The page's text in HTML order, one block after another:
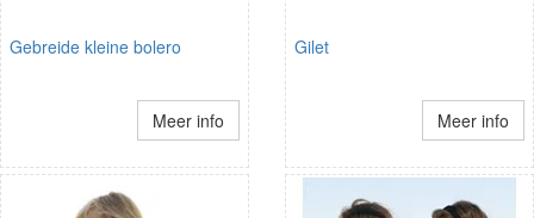
Gebreide kleine bolero
Meer info
Gilet
Meer info